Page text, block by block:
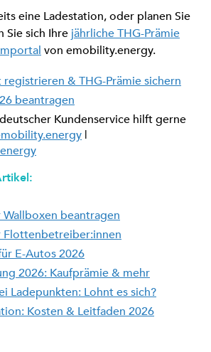
eine Ladestation, oder planen Sie
Sie sich Ihre jährliche THG-Prämie
von emobility.energy.
& THG-Prämie sichern
beantragen
Kundenservice hilft gerne
|
Wallboxen beantragen
Flottenbetreiber:innen
E-Autos 2026
2026: Kaufprämie & mehr
Ladepunkten: Lohnt es sich?
Kosten & Leitfaden 2026